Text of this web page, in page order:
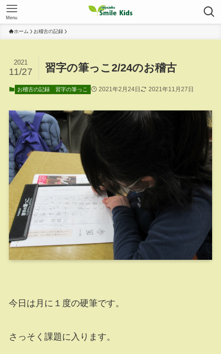
Menu
ホーム お稽古の記録
習字の筆っこ2/24のお稽古
2021
11/27
お稽古の記録 習字の筆っこ 2021年2月24日 2021年11月27日
今日は月に１度の硬筆です。
さっそく課題に入ります。